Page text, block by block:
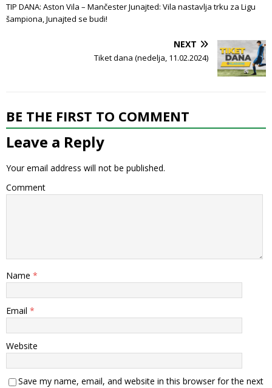
TIP DANA: Aston Vila – Mančester Junajted: Vila nastavlja trku za Ligu
šampiona, Junajted se budi!
NEXT
Tiket dana (nedelja, 11.02.2024)
BE THE FIRST TO COMMENT
Leave a Reply
Your email address will not be published.
Comment
Name *
Email *
Website
Save my name, email, and website in this browser for the next